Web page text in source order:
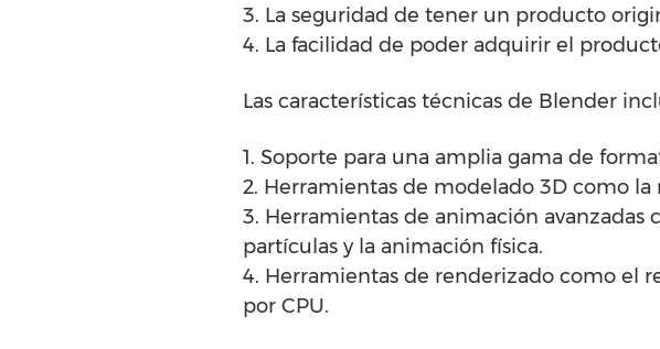
3. La seguridad de tener un producto
4. La facilidad de poder adquirir el
Las características técnicas de Blender
1. Soporte para una amplia gama de
2. Herramientas de modelado 3D como la
3. Herramientas de animación
partículas y la animación física.
4. Herramientas de renderizado como el
por CPU.